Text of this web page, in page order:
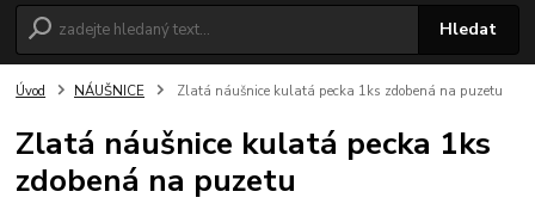
Hledat
Úvod NÁUŠNICE Zlatá náušnice kulatá pecka 1ks zdobená na puzetu
Zlatá náušnice kulatá pecka 1ks
zdobená na puzetu